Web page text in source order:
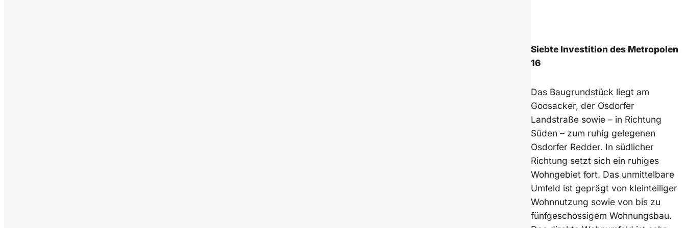
Siebte Investition des Metropolen
16
Das Baugrundstück liegt am
Goosacker, der Osdorfer
Landstraße sowie – in Richtung
Süden – zum ruhig gelegenen
Osdorfer Redder. In südlicher
Richtung setzt sich ein ruhiges
Wohngebiet fort. Das unmittelbare
Umfeld ist geprägt von kleinteiliger
Wohnnutzung sowie von bis zu
fünfgeschossigem Wohnungsbau.